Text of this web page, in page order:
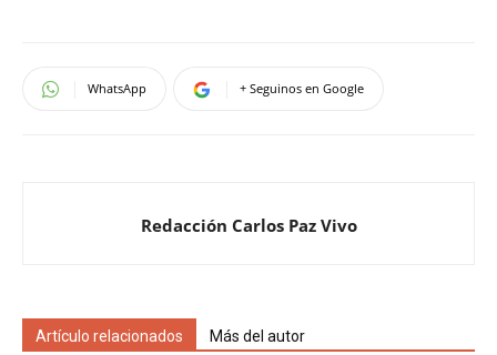
WhatsApp + Seguinos en Google
Redacción Carlos Paz Vivo
Artículo relacionados Más del autor